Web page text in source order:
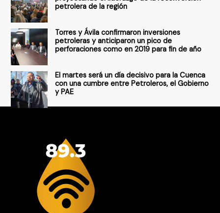
petrolera de la región
Torres y Ávila confirmaron inversiones
petroleras y anticiparon un pico de
perforaciones como en 2019 para fin de año
El martes será un día decisivo para la Cuenca
con una cumbre entre Petroleros, el Gobierno
y PAE